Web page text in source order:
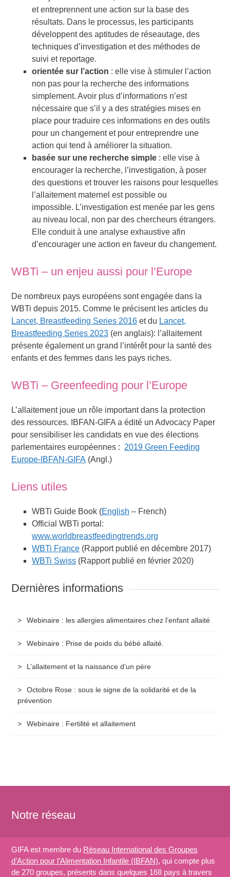
et entreprennent une action sur la base des
résultats. Dans le processus, les participants
développent des aptitudes de réseautage, des
techniques d’investigation et des méthodes de
suivi et reportage.
orientée sur l’action : elle vise à stimuler l’action
non pas pour la recherche des informations
simplement. Avoir plus d’informations n’est
nécessaire que s’il y a des stratégies mises en
place pour traduire ces informations en des outils
pour un changement et pour entreprendre une
action qui tend à améliorer la situation.
basée sur une recherche simple : elle vise à
encourager la recherche, l’investigation, à poser
des questions et trouver les raisons pour lesquelles
l’allaitement maternel est possible ou
impossible. L’investigation est menée par les gens
au niveau local, non par des chercheurs étrangers.
Elle conduit à une analyse exhaustive afin
d’encourager une action en faveur du changement.
WBTi – un enjeu aussi pour l’Europe
De nombreux pays européens sont engagée dans la
WBTi depuis 2015. Comme le précisent les articles du
Lancet, Breastfeeding Series 2016 et du Lancet,
Breastfeeding Series 2023 (en anglais): l’allaitement
présente également un grand l’intérêt pour la santé des
enfants et des femmes dans les pays riches.
WBTi – Greenfeeding pour l’Europe
L’allaitement joue un rôle important dans la protection
des ressources. IBFAN-GIFA a édité un Advocacy Paper
pour sensibiliser les candidats en vue des élections
parlementaires européennes : 2019 Green Feeding
Europe-IBFAN-GIFA (Angl.)
Liens utiles
WBTi Guide Book (English – French)
Official WBTi portal:
www.worldbreastfeedingtrends.org
WBTi France (Rapport publié en décembre 2017)
WBTi Swiss (Rapport publié en février 2020)
Dernières informations
Webinaire : les allergies alimentaires chez l’enfant allaité
Webinaire : Prise de poids du bébé allaité.
L’allaitement et la naissance d’un père
Octobre Rose : sous le signe de la solidarité et de la
prévention
Webinaire : Fertilité et allaitement
Notre réseau
GIFA est membre du Réseau International des Groupes
d’Action pour l’Alimentation Infantile (IBFAN), qui compte plus
de 270 groupes, présents dans quelques 168 pays à travers